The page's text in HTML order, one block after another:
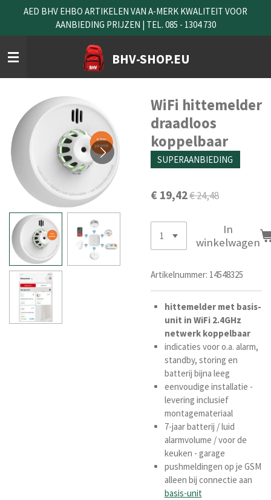
naar
de
hoofdinhoud
BHV-SHOP.EU
AED BHV EHBO ARTIKELEN VAN A-MERK KWALITEIT VOOR
AANBIEDING PRIJZEN | TEL. 085 - 1304 730
WiFi hittemelder
draadloos
koppelbaar
SUPERAANBIEDING
€ 19,42€ 24,48
In
winkelwagen
Artikelnummer: 14548325
hittemelder met basis-
unit in WiFi 2.4GHz
netwerk koppelbaar
indicaties voor o.a. alarm,
standby, storing en
batterij bijna leeg
eenvoudige installatie -
levering inclusief
montagemateriaal
7-jaar batterij / luid
alarmvolume /voor de
keuken - garage
pushmeldingen op je GSM
alleen bij connectie aan
basis-unit